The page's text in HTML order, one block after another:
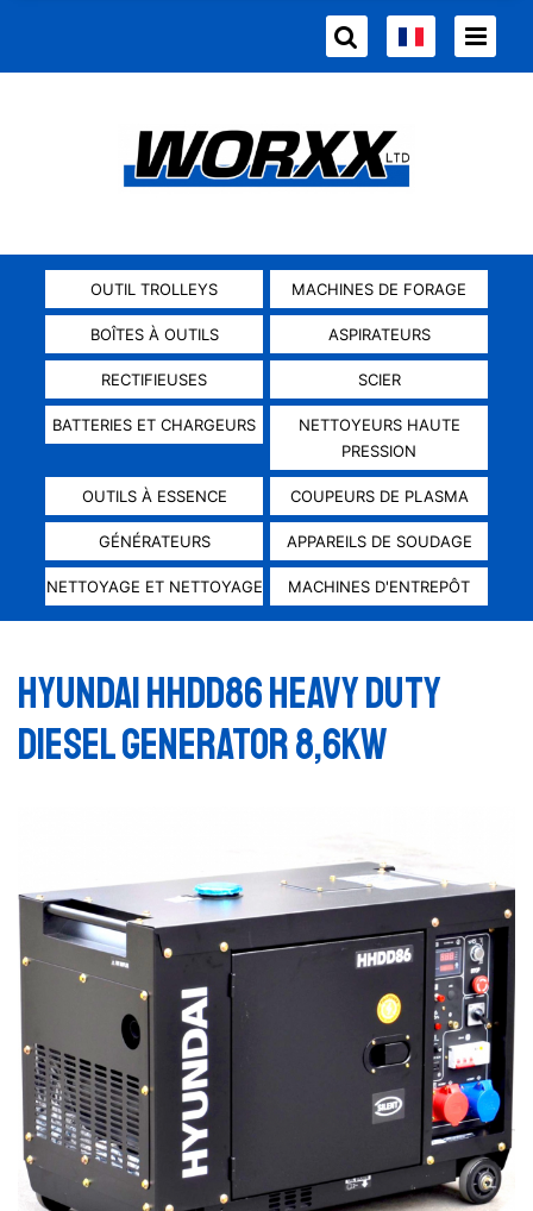
OUTIL TROLLEYS MACHINES DE FORAGE
BOÎTES À OUTILS ASPIRATEURS
RECTIFIEUSES SCIER
BATTERIES ET CHARGEURS
NETTOYEURS HAUTE
PRESSION
OUTILS À ESSENCE COUPEURS DE PLASMA
GÉNÉRATEURS APPAREILS DE SOUDAGE
NETTOYAGE ET NETTOYAGE MACHINES D'ENTREPÔT
HYUNDAI HHDD86 HEAVY DUTY
DIESEL GENERATOR 8,6KW